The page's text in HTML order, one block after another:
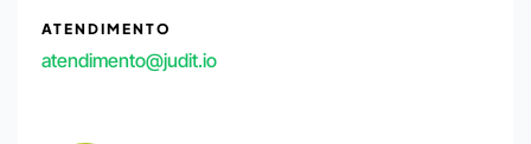
ATENDIMENTO
atendimento@judit.io